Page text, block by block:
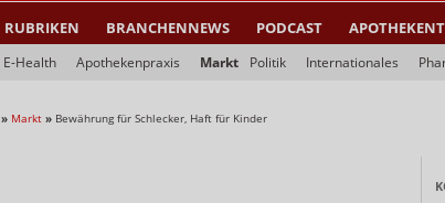
RUBRIKEN BRANCHENNEWS PODCAST
E-Health Apothekenpraxis Markt Politik Internationales
» Markt » Bewährung für Schlecker, Haft für Kinder